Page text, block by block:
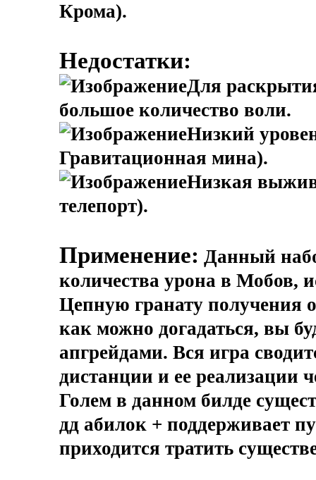
Крома).
Недостатки:
Для
большое количество воли.
Низкий
Гравитационная мина).
Низкая
телепорт).
Применение: Данный
количества урона в Мобов,
Цепную гранату получения
как можно догадаться, вы
апгрейдами. Вся игра
дистанции и ее реализации
Голем в данном билде
дд абилок + поддерживает
приходится тратить